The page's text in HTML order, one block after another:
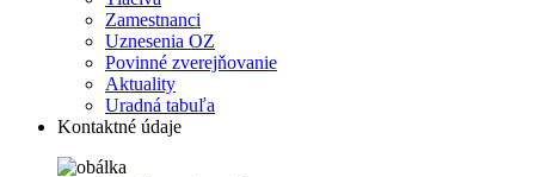
Zamestnanci
Uznesenia OZ
Povinné zverejňovanie
Aktuality
Uradná tabuľa
Kontaktné údaje